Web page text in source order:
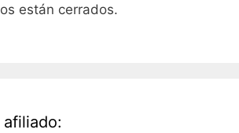
están cerrados.